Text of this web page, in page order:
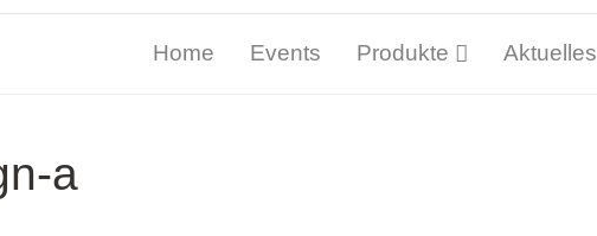
Home Events Produkte Aktuelles
a